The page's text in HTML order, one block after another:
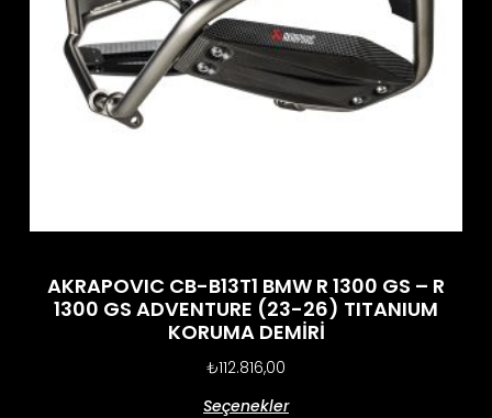
AKRAPOVIC CB-B13T1 BMW R 1300 GS – R
1300 GS ADVENTURE (23-26) TITANIUM
KORUMA DEMİRİ
₺112.816,00
Seçenekler